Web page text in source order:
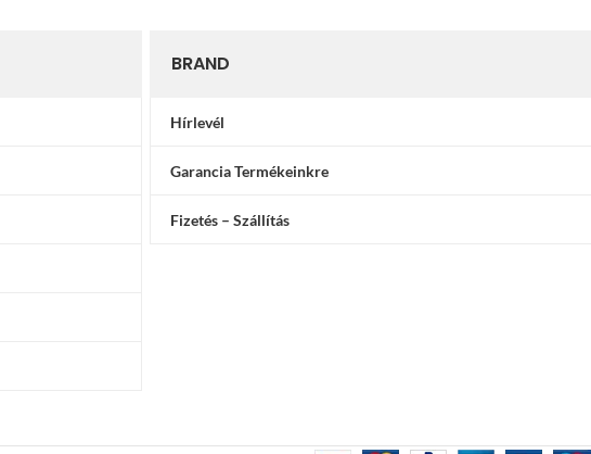
BRAND
Hírlevél
Garancia Termékeinkre
Fizetés – Szállítás